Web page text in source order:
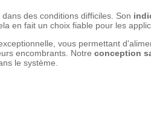
des conditions difficiles. Son
en fait un choix fiable pour les
vous permettant
encombrants. Notre conception
le système.